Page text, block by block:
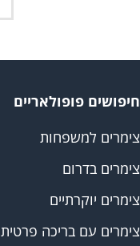
חיפושים פופולאריים
צימרים למשפחות
צימרים בדרום
צימרים יוקרתיים
צימרים עם בריכה פרטית